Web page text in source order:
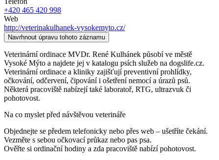
+420 465 420 998
Web
http://veterinakulhanek-vysokemyto.cz/
Navrhnout úpravu tohoto záznamu
Veterinární ordinace MVDr. René Kulhánek působí ve městě
Vysoké Mýto a najdete jej v katalogu psích služeb na dogslife.cz.
Veterinární ordinace a kliniky zajišťují preventivní prohlídky,
očkování, odčervení, čipování i ošetření nemocí a úrazů psů.
Některá pracoviště nabízejí také laboratoř, RTG, ultrazvuk či
pohotovost.
Na co myslet před návštěvou veterináře
Objednejte se předem telefonicky nebo přes web – ušetříte čekání.
Vezměte s sebou očkovací průkaz nebo pas psa.
Ověřte si ordinační hodiny a zda pracoviště nabízí pohotovost.